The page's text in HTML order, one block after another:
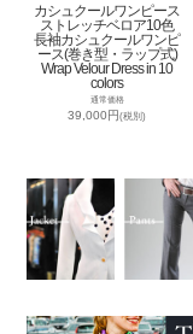
カシュクールワンピース
ストレッチベロア10色
長袖カシュクールワンピ
ース(巻き型・ラップ式)
Wrap Velour Dress in 10
colors
通常価格
39,000円(税別)